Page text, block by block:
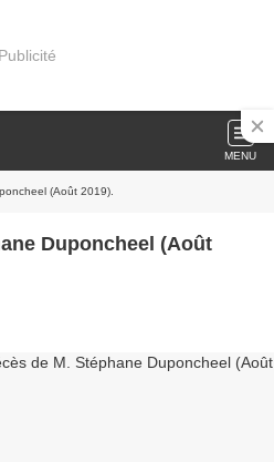
Publicité
MENU
(Août 2019).
Duponcheel (Août